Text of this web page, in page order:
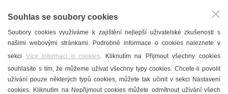
T. G. Masaryk
Mandloně
Ubytování
Restaurace
Městské muzeum a galerie
Souhlas se soubory cookies
Soubory cookies využíváme k zajištění nejlepší uživatelské zkušenosti s
našimi webovými stránkami. Podrobné informace o cookies naleznete v
sekci Více informací o cookies. Kliknutím na Přijmout všechny cookies
souhlasíte s tím, že můžeme užívat všechny typy cookies. Chcete-li povolit
užívání pouze některých typů cookies, můžete tak učinit v sekci Nastavení
cookies. Kliknutím na Nepřijmout cookies můžete odmítnout užívání všech